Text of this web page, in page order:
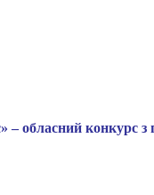
обласний конкурс з